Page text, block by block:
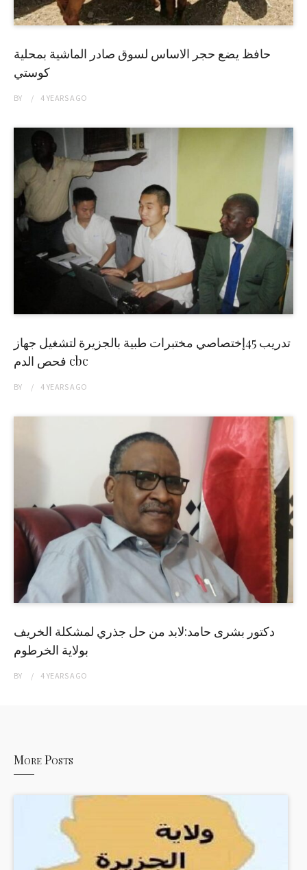
حافظ يضع حجر الاساس لسوق صادر الماشية بمحلية
كوستي
BY 4 YEARSAGO
تدريب 45إختصاصي مختبرات طبية بالجزيرة لتشغيل جهاز
فحص الدم cbc
BY 4 YEARSAGO
دكتور بشرى حامد:لابد من حل جذري لمشكلة الخريف
بولاية الخرطوم
BY 4 YEARSAGO
More Posts